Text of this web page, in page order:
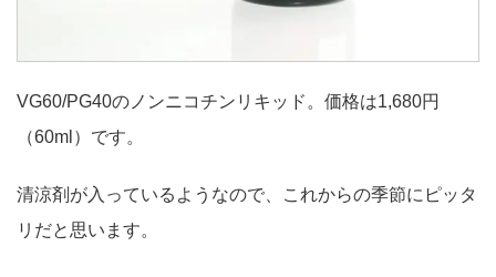
VG60/PG40のノンニコチンリキッド。価格は1,680円
（60ml）です。
清涼剤が入っているようなので、これからの季節にピッタ
リだと思います。